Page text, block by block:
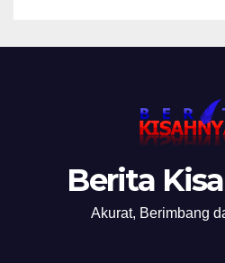
Berita
Akurat, Berimbang